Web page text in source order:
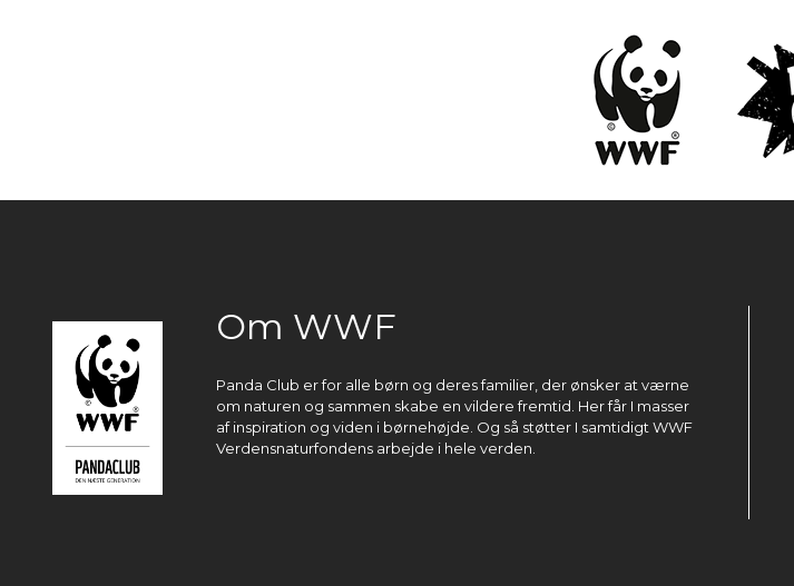
Om WWF
Panda Club er for alle børn og deres familier, der ønsker at værne
om naturen og sammen skabe en vildere fremtid. Her får I masser
af inspiration og viden i børnehøjde. Og så støtter I samtidigt WWF
Verdensnaturfondens arbejde i hele verden.